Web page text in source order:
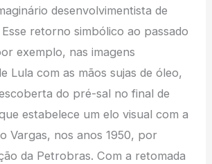
desenvolvimentista de
retorno simbólico ao passado
exemplo, nas imagens
Lula com as mãos sujas de óleo,
do pré-sal no final de
estabelece um elo visual com a
Vargas, nos anos 1950, por
da Petrobras. Com a retomada